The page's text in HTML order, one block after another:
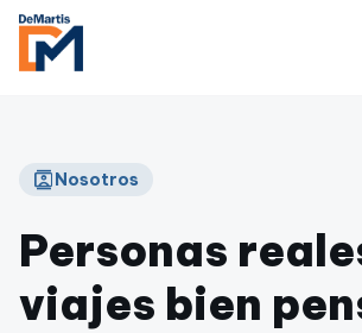
contactsNosotros
Personas
viajes bien